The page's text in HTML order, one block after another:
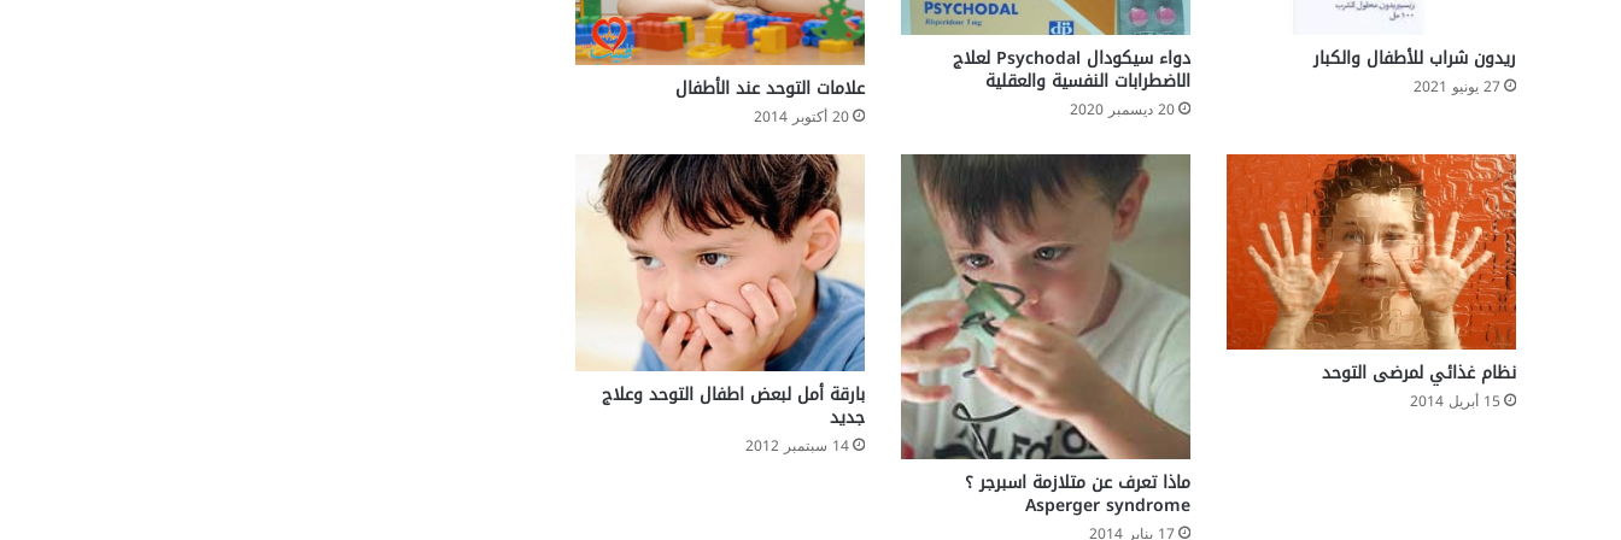
د
؟
م
ا
و
ء
ب
ر
و
ز
ا
ك
ريدون شراب للأطفال والكبار
27 يونيو 2021
دواء سيكودال Psychodal لعلاج
الاضطرابات النفسية والعقلية
20 ديسمبر 2020
علامات التوحد عند الأطفال
20 أكتوبر 2014
نظام غذائي لمرضى التوحد
15 أبريل 2014
ماذا تعرف عن متلازمة اسبرجر ؟
Asperger syndrome
17 يناير 2014
بارقة أمل لبعض اطفال التوحد وعلاج
جديد
14 سبتمبر 2012